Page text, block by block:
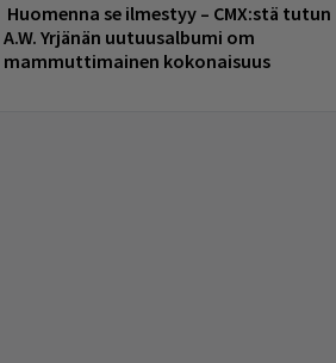
Huomenna se ilmestyy – CMX:stä tutun
A.W. Yrjänän uutuusalbumi om
mammuttimainen kokonaisuus